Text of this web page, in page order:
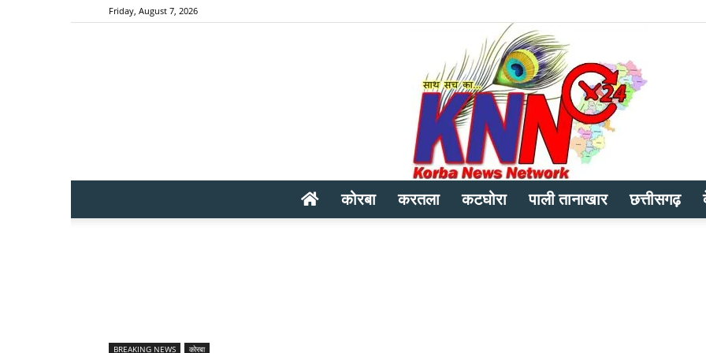
Friday, August 7, 2026
कोरबा करतला कटघोरा पाली तानाखार छत्तीसगढ़
BREAKING NEWS कोरबा